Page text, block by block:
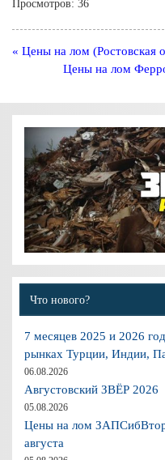
Просмотров: 36
Навигация
« Цены на лом (Ростовская
Цены на лом
Что нового?
7 месяцев 2025 и 2026
рынках Турции, Индии,
06.08.2026
Августовский ЗВЁР 2026
05.08.2026
Цены на лом
августа